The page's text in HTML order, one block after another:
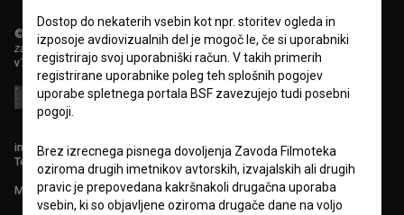
© 2018-2026, Filmoteka,
zavod za širjenje filmske kulture
v7.151.0
info@filmoteka.si
Tehnična pomoč: podpora@bsf.si
Mednarodna številka ISSN 2670-787X
Dostop do nekaterih vsebin kot npr. storitev ogleda in
izposoje avdiovizualnih del je mogoč le, če si uporabniki
registrirajo svoj uporabniški račun. V takih primerih
registrirane uporabnike poleg teh splošnih pogojev
uporabe spletnega portala BSF zavezujejo tudi posebni
pogoji.
Brez izrecnega pisnega dovoljenja Zavoda Filmoteka
oziroma drugih imetnikov avtorskih, izvajalskih ali drugih
pravic je prepovedana kakršnakoli drugačna uporaba
vsebin, ki so objavljene oziroma drugače dane na voljo